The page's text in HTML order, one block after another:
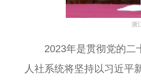
浙
2023年是贯彻党的二十
人社系统将坚持以习近平